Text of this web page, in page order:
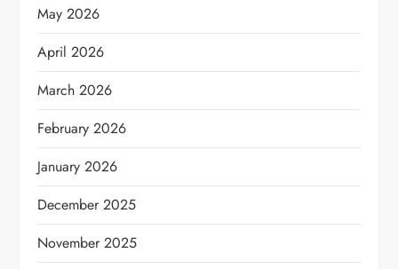
May 2026
April 2026
March 2026
February 2026
January 2026
December 2025
November 2025